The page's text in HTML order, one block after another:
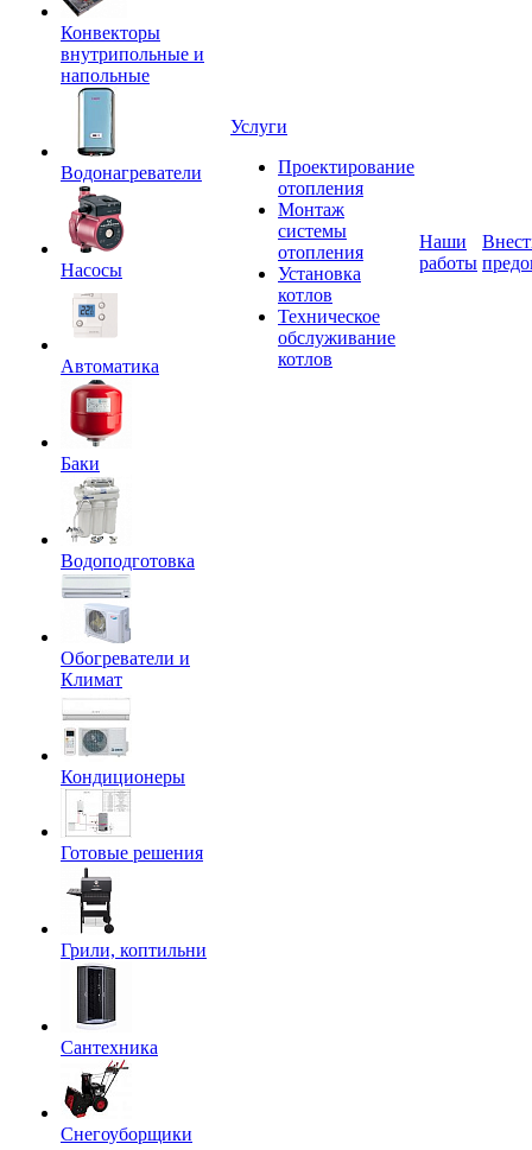
Конвекторы
внутрипольные и
напольные
Водонагреватели
Насосы
Автоматика
Баки
Водоподготовка
Обогреватели и
Климат
Кондиционеры
Готовые решения
Грили, коптильни
Сантехника
Снегоуборщики
Услуги
Проектирование
отопления
Монтаж
системы
отопления
Установка
котлов
Техническое
обслуживание
котлов
Наши
работы